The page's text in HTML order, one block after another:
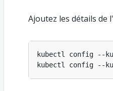
Ajoutez les détails
kubectl config --
kubectl config --